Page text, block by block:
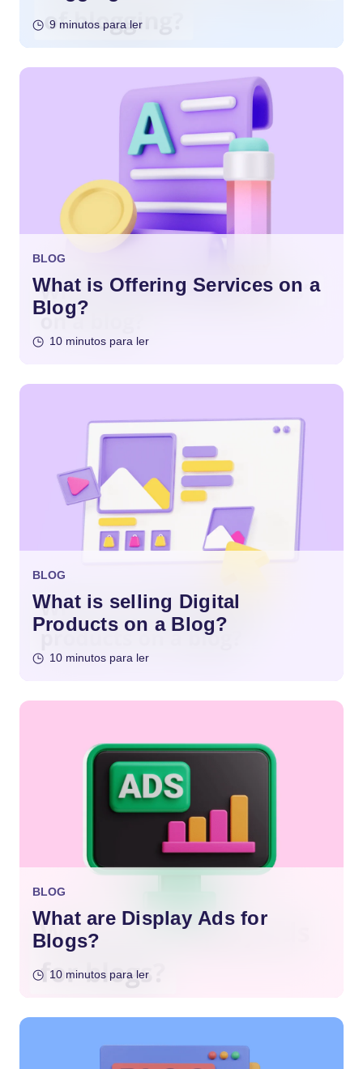
9 minutos para ler
BLOG
What is Offering Services on a
Blog?
10 minutos para ler
BLOG
What is selling Digital
Products on a Blog?
10 minutos para ler
BLOG
What are Display Ads for
Blogs?
10 minutos para ler